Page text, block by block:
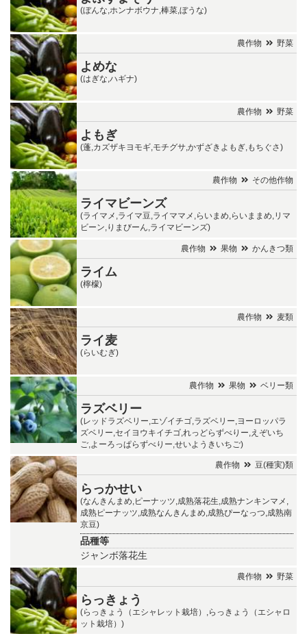
(ぼんな,ホンナボウナ,棒菜,ぼうな)
農作物 野菜
よめな
(はぎな,ハギナ)
農作物 野菜
よもぎ
(蓬,カズザキヨモギ,モチグサ,かずざきよもぎ,もちぐさ)
農作物 その他作物
ライマビーンズ
(ライマメ,ライマ豆,ライママメ,らいまめ,らいままめ,リマ
ビーン,りまびーん,ライマビーンズ)
農作物 果物 かんきつ類
ライム
(檸檬)
農作物 麦類
ライ麦
(らいむぎ)
農作物 果物 ベリー類
ラズベリー
(レッドラズベリー,エゾイチゴ,ラズベリー,ヨーロッパラ
ズベリー,セイヨウキイチゴ,れっどらずべりー,えぞいち
ご,よーろっぱらずべりー,せいようきいちご)
農作物 豆(種実)類
らっかせい
(なんきんまめ,ピーナッツ,成熟落花生,成熟ナンキンマメ,
成熟ピーナッツ,成熟なんきんまめ,成熟ぴーなっつ,成熟南
京豆)
品種等
ジャンボ落花生
農作物 野菜
らっきょう
(らっきょう（エシャレット栽培）,らっきょう（エシャロ
ット栽培）)